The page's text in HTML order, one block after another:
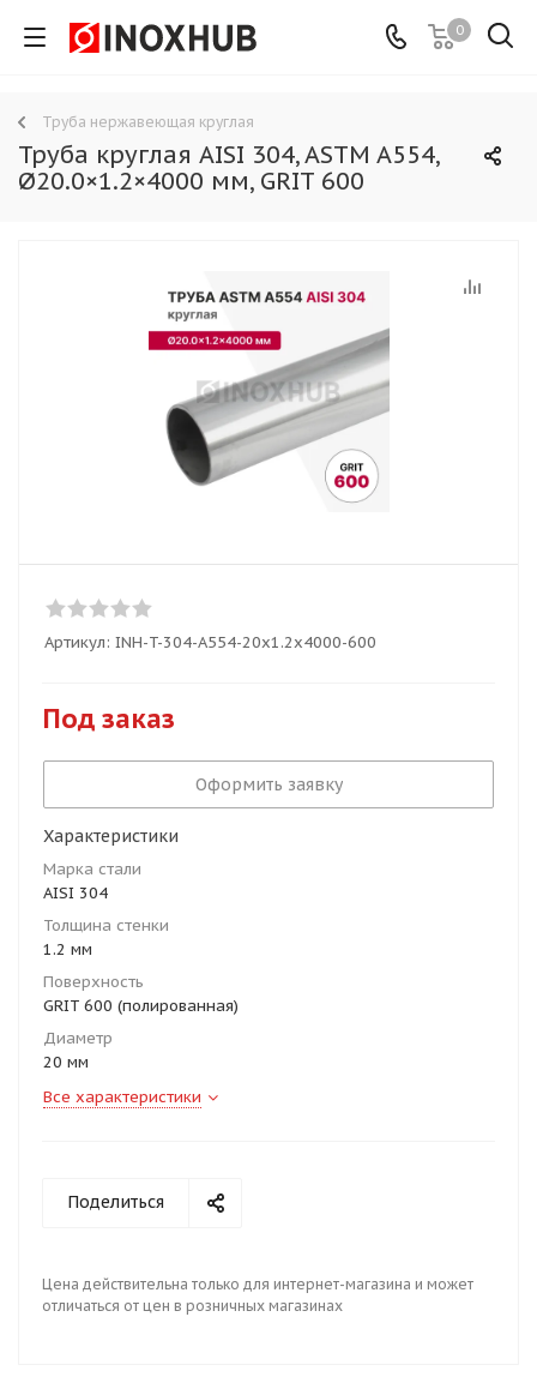
0
Труба нержавеющая круглая
Труба круглая AISI 304, ASTM A554,
Ø20.0×1.2×4000 мм, GRIT 600
Артикул: INH-T-304-A554-20x1.2x4000-600
Под заказ
Оформить заявку
Характеристики
Марка стали
AISI 304
Толщина стенки
1.2 мм
Поверхность
GRIT 600 (полированная)
Диаметр
20 мм
Все характеристики
Поделиться
Цена действительна только для интернет-магазина и может
отличаться от цен в розничных магазинах